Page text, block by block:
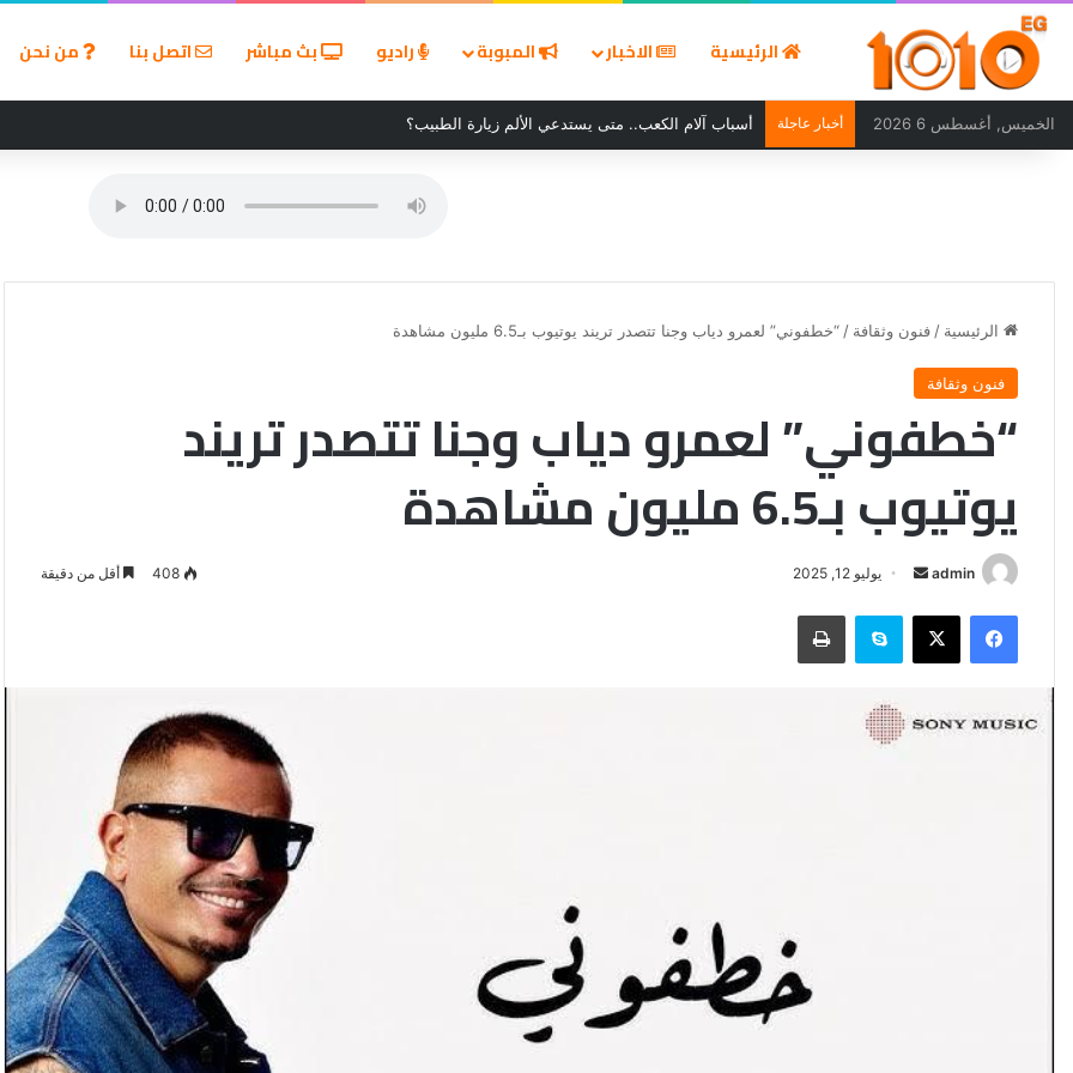
الرئيسية الاخبار المبوبة راديو بث مباشر اتصل بنا من نحن
الخميس, أغسطس 6 2026 أخبار عاجلة أسباب آلام الكعب.. متى يستدعي الألم زيارة الطبيب؟
الرئيسية / فنون وثقافة / “خطفوني” لعمرو دياب وجنا تتصدر تريند يوتيوب بـ6.5 مليون مشاهدة
فنون وثقافة
“خطفوني” لعمرو دياب وجنا تتصدر تريند
يوتيوب بـ6.5 مليون مشاهدة
admin
أرسل
إلكترونيا
يوليو 12, 2025 408 أقل من دقيقة
فيسبوك ‫X سكايب طباعة